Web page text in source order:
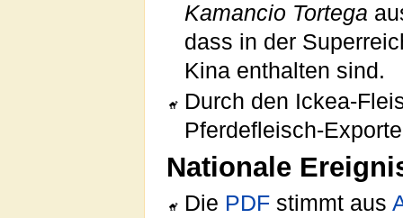
Kamancio Tortega
dass in der
Kina enthalten sind.
Durch den Ickea-
Pferdefleisch-
Nationale
Die PDF stimmt aus